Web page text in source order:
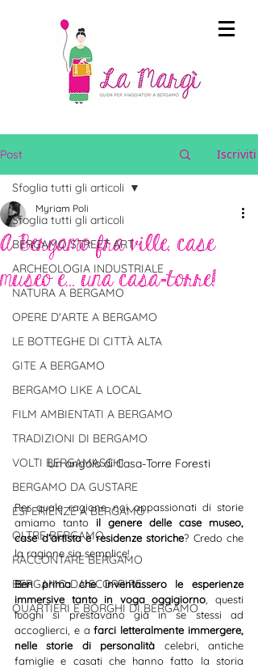
Post Iscriviti
Sfoglia tutti gli articoli
BERGAMO STREET ART
ARCHEOLOGIA INDUSTRIALE
NATURA A BERGAMO
OPERE D'ARTE A BERGAMO
LE BOTTEGHE DI CITTÀ ALTA
GITE A BERGAMO
BERGAMO LIKE A LOCAL
FILM AMBIENTATI A BERGAMO
TRADIZIONI DI BERGAMO
VOLTI BERGAMASCHI
BERGAMO DA GUSTARE
ESPERIENZE A BERGAMO
OLTRE BERGAMO
RACCONTARE BERGAMO
BERGAMO DA SCOPRIRE
QUARTIERI E BORGHI DI BERGAMO
Sfoglia tutti gli articoli
A Bergamo fra ville, case
museo e... una casa-torre!
Myriam Poli
Un angolo di Casa-Torre Foresti
Per quale ragione noi appassionati di storie
amiamo tanto il genere delle case museo,
case d’artista e residenze storiche? Credo che
la ragione sia semplice!
Ben prima che inventassero le esperienze
immersive tanto in voga oggigiorno , questi
luoghi si prestavano già in se stessi ad
accoglierci, e a farci letteralmente immergere,
nelle storie di personalità celebri, antiche
famiglie e casati che hanno fatto la storia